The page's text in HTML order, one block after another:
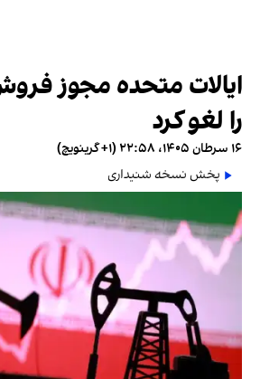
ایالات متحده مجوز
را لغو کرد
۱۶ سرطان ۱۴۰۵، ۲۲:۵۸ (‎+۱ گرینویچ)
پخش نسخه شنیداری